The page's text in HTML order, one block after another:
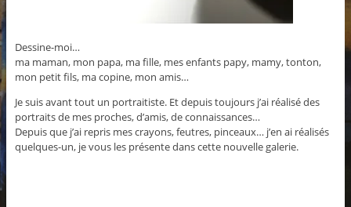
Dessine-moi…
ma maman, mon papa, ma fille, mes enfants papy, mamy, tonton,
mon petit fils, ma copine, mon amis…
Je suis avant tout un portraitiste. Et depuis toujours j’ai réalisé des
portraits de mes proches, d’amis, de connaissances…
Depuis que j’ai repris mes crayons, feutres, pinceaux… j’en ai réalisés
quelques-un, je vous les présente dans cette nouvelle galerie.